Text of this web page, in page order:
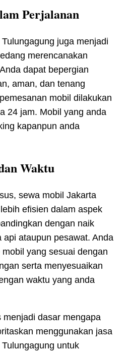
Perjalanan
juga menjadi
merencanakan
dapat bepergian
aman, dan tenang
mobil dilakukan
24 jam. Mobil yang anda
kapanpun anda
Waktu
sewa mobil Jakarta
efisien dalam aspek
dengan naik
api ataupun pesawat. Anda
yang sesuai dengan
serta menyesuaikan
waktu yang anda
menjadi dasar mengapa
menggunakan jasa
untuk